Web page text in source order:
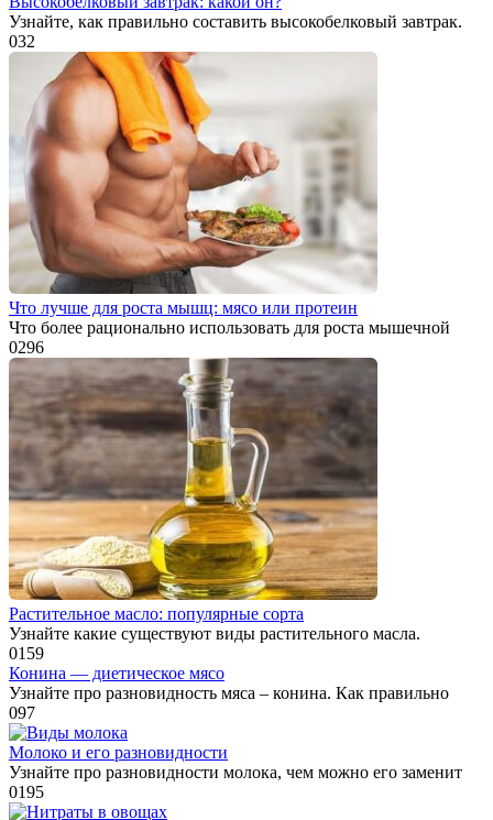
Узнайте, как правильно составить высокобелковый завтрак.
032
Что лучше для роста мышц: мясо или протеин
Что более рационально использовать для роста мышечной
0296
Растительное масло: популярные сорта
Узнайте какие существуют виды растительного масла.
0159
Конина — диетическое мясо
Узнайте про разновидность мяса – конина. Как правильно
097
Молоко и его разновидности
Узнайте про разновидности молока, чем можно его заменит
0195